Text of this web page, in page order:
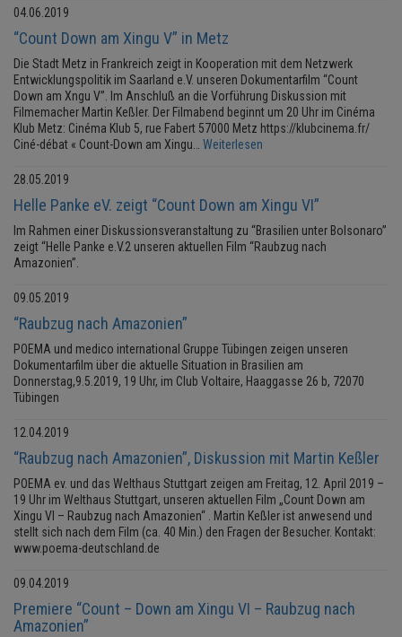
04.06.2019
“Count Down am Xingu V” in Metz
Die Stadt Metz in Frankreich zeigt in Kooperation mit dem Netzwerk
Entwicklungspolitik im Saarland e.V. unseren Dokumentarfilm “Count
Down am Xngu V”. Im Anschluß an die Vorführung Diskussion mit
Filmemacher Martin Keßler. Der Filmabend beginnt um 20 Uhr im Cinéma
Klub Metz: Cinéma Klub 5, rue Fabert 57000 Metz https://klubcinema.fr/
Ciné-débat « Count-Down am Xingu… Weiterlesen
28.05.2019
Helle Panke eV. zeigt “Count Down am Xingu VI”
Im Rahmen einer Diskussionsveranstaltung zu “Brasilien unter Bolsonaro”
zeigt “Helle Panke e.V.2 unseren aktuellen Film “Raubzug nach
Amazonien”.
09.05.2019
“Raubzug nach Amazonien”
POEMA und medico international Gruppe Tübingen zeigen unseren
Dokumentarfilm über die aktuelle Situation in Brasilien am
Donnerstag,9.5.2019, 19 Uhr, im Club Voltaire, Haaggasse 26 b, 72070
Tübingen
12.04.2019
“Raubzug nach Amazonien”, Diskussion mit Martin Keßler
POEMA ev. und das Welthaus Stuttgart zeigen am Freitag, 12. April 2019 –
19 Uhr im Welthaus Stuttgart, unseren aktuellen Film „Count Down am
Xingu VI – Raubzug nach Amazonien“ . Martin Keßler ist anwesend und
stellt sich nach dem Film (ca. 40 Min.) den Fragen der Besucher. Kontakt:
www.poema-deutschland.de
09.04.2019
Premiere “Count – Down am Xingu VI – Raubzug nach
Amazonien”